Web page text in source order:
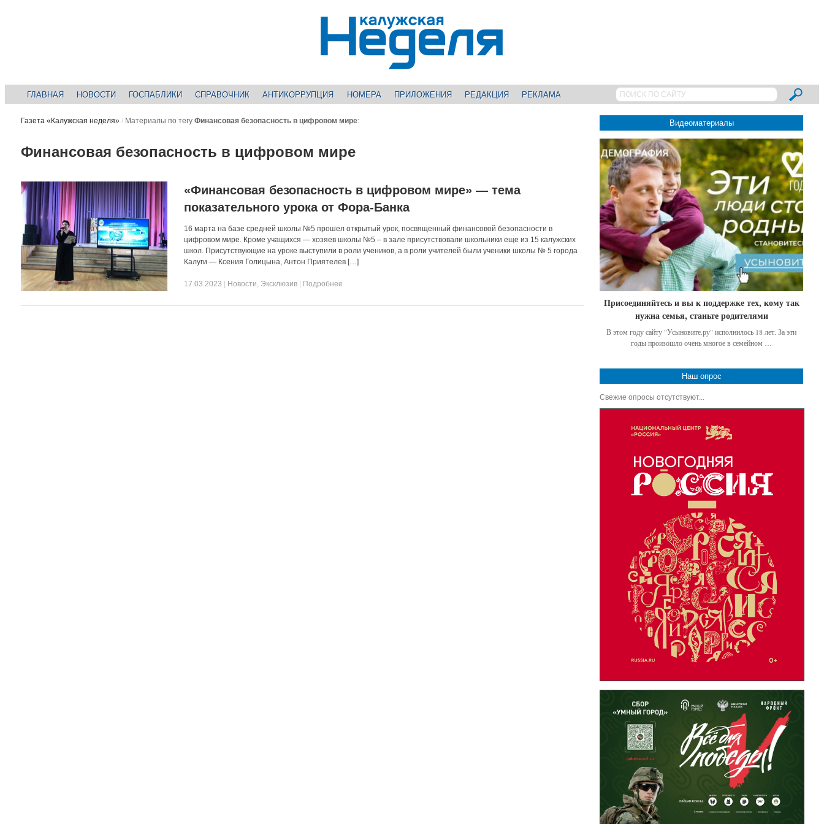
ГЛАВНАЯ НОВОСТИ ГОСПАБЛИКИ СПРАВОЧНИК АНТИКОРРУПЦИЯ НОМЕРА ПРИЛОЖЕНИЯ РЕДАКЦИЯ РЕКЛАМА
Газета «Калужская неделя» / Материалы по тегу Финансовая безопасность в цифровом мире:
Финансовая безопасность в цифровом мире
«Финансовая безопасность в цифровом мире» — тема
показательного урока от Фора-Банка
16 марта на базе средней школы №5 прошел открытый урок, посвященный финансовой безопасности в
цифровом мире. Кроме учащихся — хозяев школы №5 – в зале присутствовали школьники еще из 15 калужских
школ. Присутствующие на уроке выступили в роли учеников, а в роли учителей были ученики школы № 5 города
Калуги — Ксения Голицына, Антон Приятелев […]
17.03.2023 Новости, Эксклюзив Подробнее
Видеоматериалы
Присоединяйтесь и вы к поддержке тех, кому так
нужна семья, станьте родителями
В этом году сайту "Усыновите.ру" исполнилось 18 лет. За эти
годы произошло очень многое в семейном …
Наш опрос
Свежие опросы отсутствуют...